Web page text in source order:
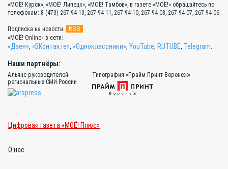
«МОЁ! Курск», «МОЁ! Липецк», «МОЁ! Тамбов», в газете «МОЁ!» обращайтесь по
телефонам: 8 (473) 267-94-13, 267-94-11, 267-94-10, 267-94-08, 267-94-07, 267-94-06
Подписка на новости: RSS
«МОЁ! Online» в сети:
«Дзен», «ВКонтакте», «Одноклассники», YouTube, RUTUBE, Telegram
Наши партнёры:
Альянс руководителей
региональных СМИ России
Типография «Прайм Принт Воронеж»
Цифровая газета «МОЁ! Плюс»
О нас